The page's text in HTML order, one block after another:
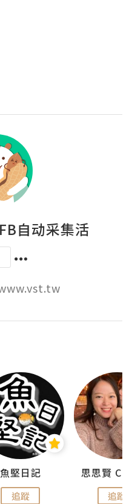
自动采集活
魚堅日記
追蹤 追蹤